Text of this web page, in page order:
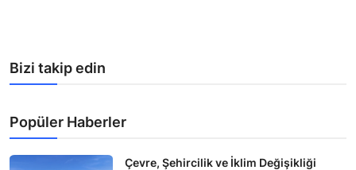
Bizi takip edin
Popüler Haberler
Çevre, Şehircilik ve İklim Değişikliği